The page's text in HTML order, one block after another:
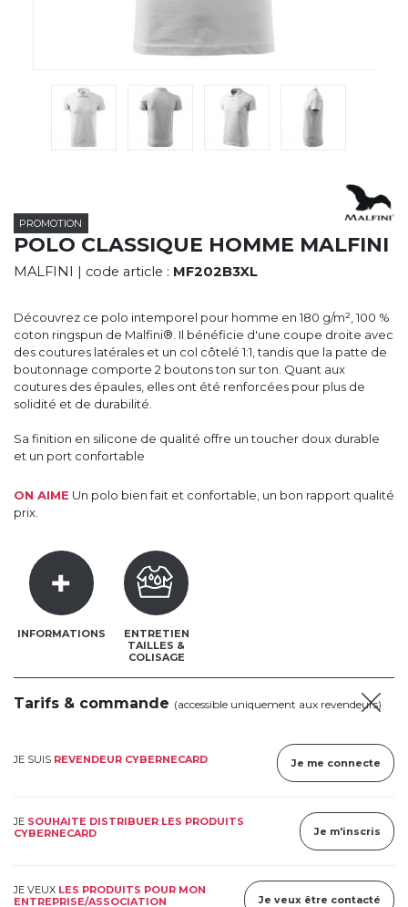
CATALOGUES & TARIFS
MARQUES & CERTIFICATS
TECHNIQUES MARQUAGE
PROMOTION
POLO CLASSIQUE HOMME MALFINI
MALFINI | code article : MF202B3XL
Découvrez ce polo intemporel pour homme en 180 g/m², 100 %
coton ringspun de Malfini®. Il bénéficie d'une coupe droite avec
des coutures latérales et un col côtelé 1:1, tandis que la patte de
boutonnage comporte 2 boutons ton sur ton. Quant aux
coutures des épaules, elles ont été renforcées pour plus de
solidité et de durabilité.
Sa finition en silicone de qualité offre un toucher doux durable
et un port confortable
ON AIME Un polo bien fait et confortable, un bon rapport qualité
prix.
INFORMATIONS
ENTRETIEN
TAILLES &
COLISAGE
Tarifs & commande (accessible uniquement aux revendeurs)
JE SUIS REVENDEUR CYBERNECARD Je me connecte
JE SOUHAITE DISTRIBUER LES PRODUITS
CYBERNECARD
Je m'inscris
JE VEUX LES PRODUITS POUR MON
ENTREPRISE/ASSOCIATION
Je veux être contacté